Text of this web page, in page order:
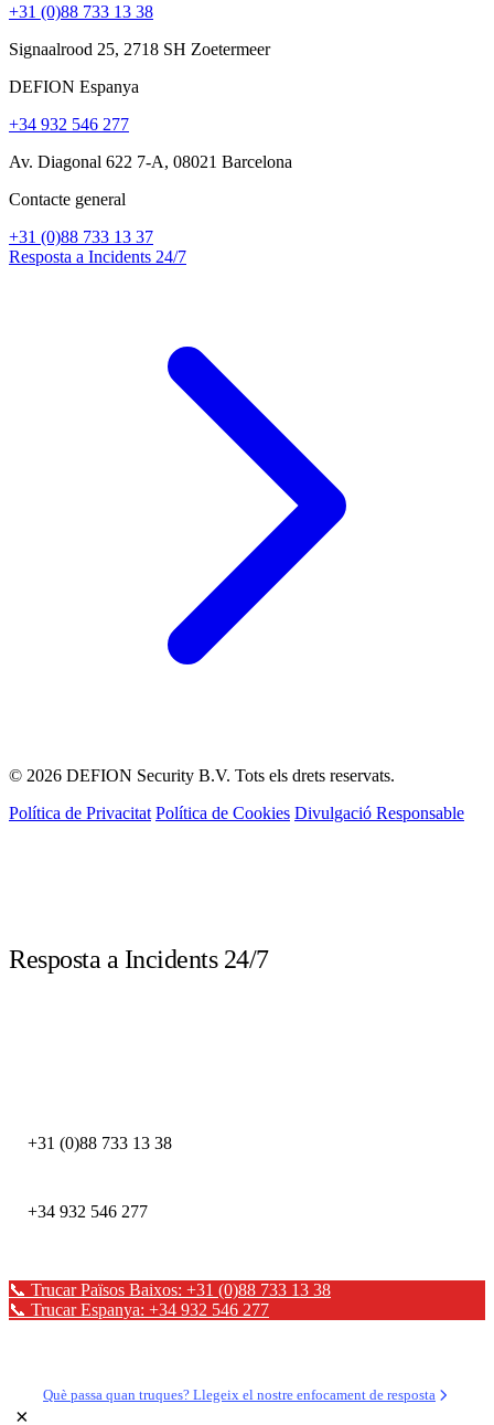
+31 (0)88 733 13 38
Signaalrood 25, 2718 SH Zoetermeer
DEFION Espanya
+34 932 546 277
Av. Diagonal 622 7-A, 08021 Barcelona
Contacte general
+31 (0)88 733 13 37
Resposta a Incidents 24/7
© 2026 DEFION Security B.V. Tots els drets reservats.
Política de Privacitat Política de Cookies Divulgació Responsable
Resposta a Incidents 24/7
+31 (0)88 733 13 38
+34 932 546 277
📞 Trucar Països Baixos: +31 (0)88 733 13 38
📞 Trucar Espanya: +34 932 546 277
Què passa quan truques? Llegeix el nostre enfocament de resposta
×